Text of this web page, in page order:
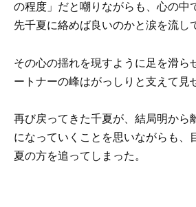
の程度」だと嘲りながらも、心の中
先千夏に絡めば良いのかと涙を流し
その心の揺れを現すように足を滑ら
ートナーの峰はがっしりと支えて見
再び戻ってきた千夏が、結局明から
になっていくことを思いながらも、
夏の方を追ってしまった。